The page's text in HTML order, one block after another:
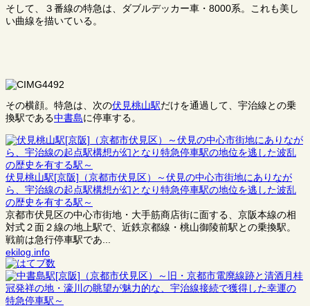
そして、３番線の特急は、ダブルデッカー車・8000系。これも美し
い曲線を描いている。
その横顔。特急は、次の伏見桃山駅だけを通過して、宇治線との乗
換駅である中書島に停車する。
伏見桃山駅[京阪]（京都市伏見区）～伏見の中心市街地にありなが
ら、宇治線の起点駅構想が幻となり特急停車駅の地位を逃した波乱
の歴史を有する駅～
京都市伏見区の中心市街地・大手筋商店街に面する、京阪本線の相
対式２面２線の地上駅で、近鉄京都線・桃山御陵前駅との乗換駅。
戦前は急行停車駅であ...
ekilog.info